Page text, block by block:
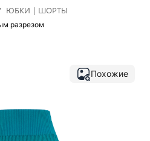
ЮБКИ | ШОРТЫ
разрезом
Похожие